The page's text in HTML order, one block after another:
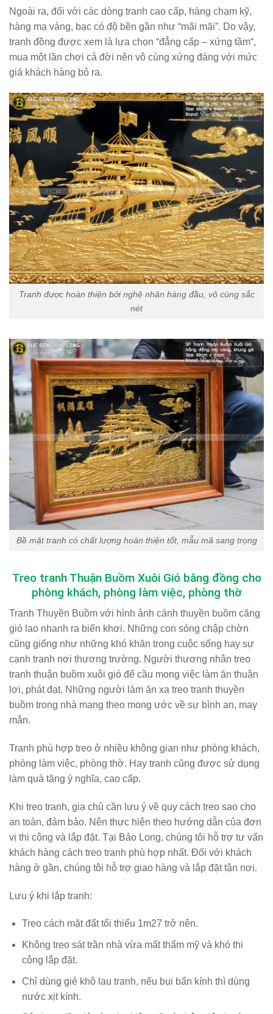
Ngoài ra, đối với các dòng tranh cao cấp, hàng chạm kỹ,
hàng mạ vàng, bạc có độ bền gần như “mãi mãi”. Do vậy,
tranh đồng được xem là lựa chọn “đẳng cấp – xứng tầm“,
mua một lần chơi cả đời nên vô cùng xứng đáng với mức
giá khách hàng bỏ ra.
Tranh được hoàn thiện bởi nghệ nhân hàng đầu, vô cùng sắc
nét
Bề mặt tranh có chất lượng hoàn thiện tốt, mẫu mã sang trọng
Treo tranh Thuận Buồm Xuôi Gió bằng đồng cho
phòng khách, phòng làm việc, phòng thờ
Tranh Thuyền Buồm với hình ảnh cánh thuyền buồm căng
gió lao nhanh ra biển khơi. Những con sóng chập chờn
cũng giống như những khó khăn trong cuộc sống hay sự
cạnh tranh nơi thương trường. Người thương nhân treo
tranh thuận buồm xuôi gió để cầu mong việc làm ăn thuận
lợi, phát đạt. Những người làm ăn xa treo tranh thuyền
buồm trong nhà mang theo mong ước về sự bình an, may
mắn.
Tranh phù hợp treo ở nhiều không gian như phòng khách,
phòng làm việc, phòng thờ. Hay tranh cũng được sử dụng
làm quà tặng ý nghĩa, cao cấp.
Khi treo tranh, gia chủ cần lưu ý về quy cách treo sao cho
an toàn, đảm bảo. Nên thực hiện theo hướng dẫn của đơn
vị thi công và lắp đặt. Tại Bảo Long, chúng tôi hỗ trợ tư vấn
khách hàng cách treo tranh phù hợp nhất. Đối với khách
hàng ở gần, chúng tôi hỗ trợ giao hàng và lắp đặt tận nơi.
Lưu ý khi lắp tranh:
Treo cách mặt đất tối thiểu 1m27 trở nên.
Không treo sát trần nhà vừa mất thẩm mỹ và khó thi
công lắp đặt.
Chỉ dùng giẻ khô lau tranh, nếu bụi bẩn kính thì dùng
nước xịt kính.